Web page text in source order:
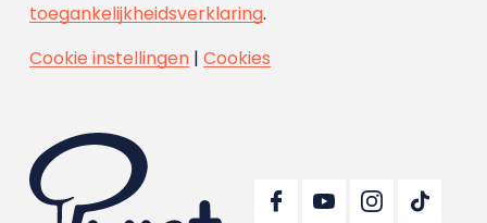
toegankelijkheidsverklaring.
Cookie instellingen| Cookies